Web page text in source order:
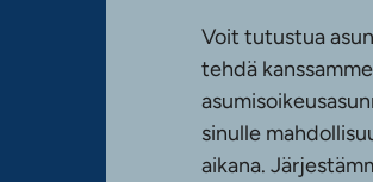
Voit tutustua
tehdä
sinulle
aikana.